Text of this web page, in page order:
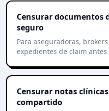
Censurar documentos
seguro
Para aseguradoras,
expedientes de claim
Censurar notas
compartido